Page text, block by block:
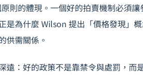
則的體現。一個好的拍賣機制必須
是為什麼 Wilson 提出「價格發現
供需關係。
遠：好的政策不是靠禁令與處罰，而